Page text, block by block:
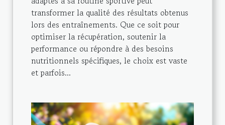
transformer la qualité des résultats obtenus
lors des entraînements. Que ce soit pour
optimiser la récupération, soutenir la
performance ou répondre à des besoins
nutritionnels spécifiques, le choix est vaste
et parfois...